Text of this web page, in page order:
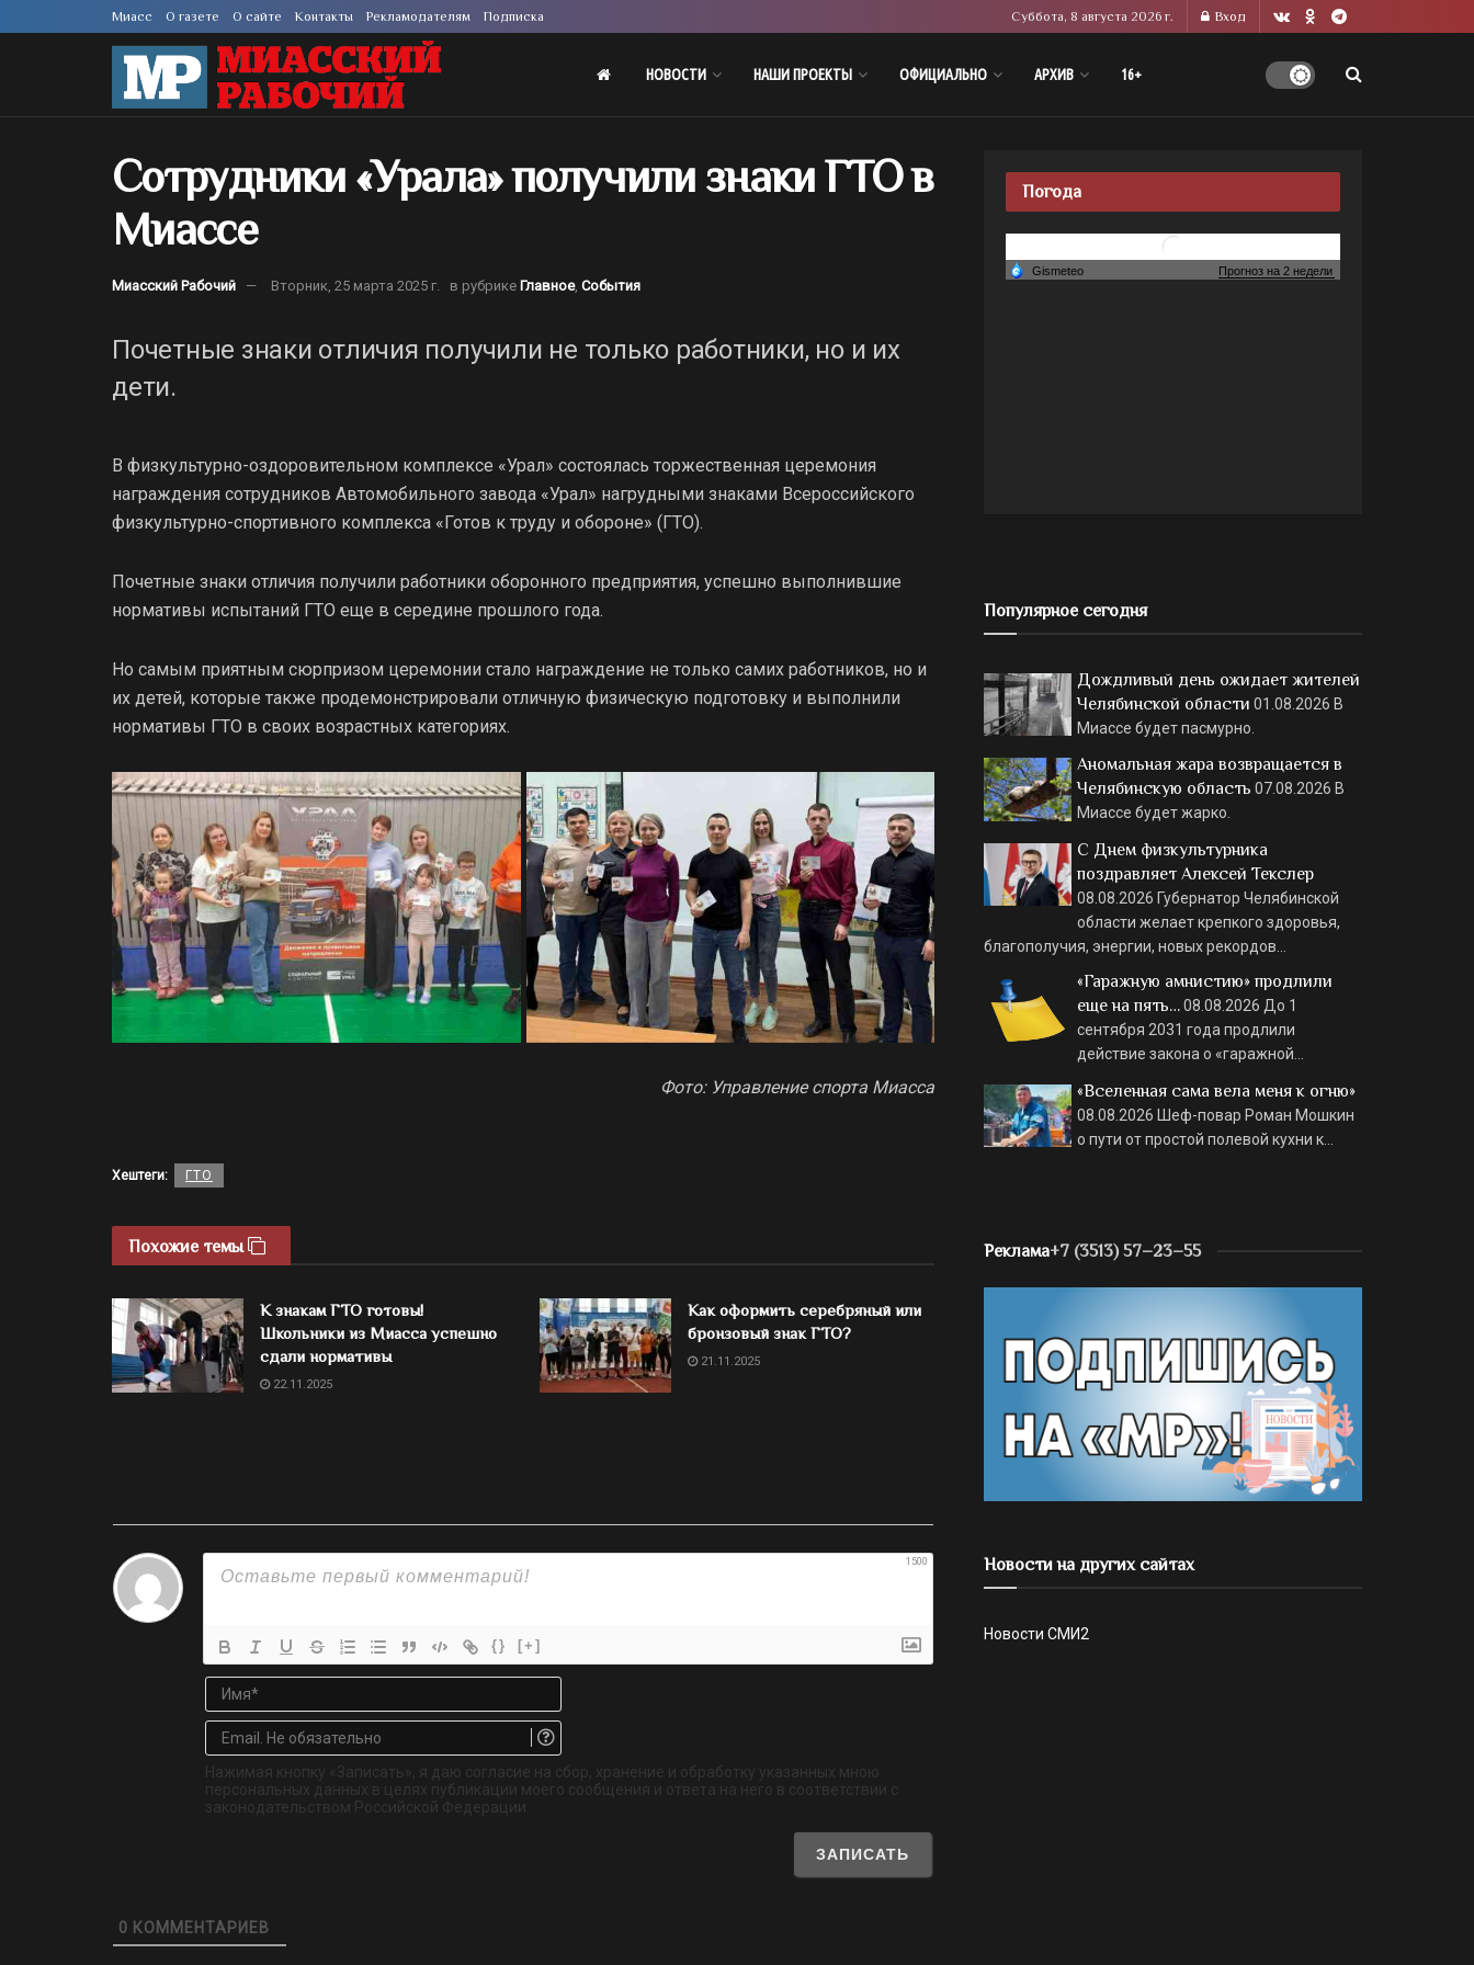
Миасс О газете О сайте Контакты Рекламодателям Подписка Суббота, 8 августа 2026 г. Вход
НОВОСТИ НАШИ ПРОЕКТЫ ОФИЦИАЛЬНО АРХИВ 16+
Сотрудники «Урала» получили знаки ГТО в
Миассе
Миасский Рабочий Вторник, 25 марта 2025 г. в рубрике Главное, События
Почетные знаки отличия получили не только работники, но и их
дети.
В физкультурно-оздоровительном комплексе «Урал» состоялась торжественная церемония
награждения сотрудников Автомобильного завода «Урал» нагрудными знаками Всероссийского
физкультурно-спортивного комплекса «Готов к труду и обороне» (ГТО).
Почетные знаки отличия получили работники оборонного предприятия, успешно выполнившие
нормативы испытаний ГТО еще в середине прошлого года.
Но самым приятным сюрпризом церемонии стало награждение не только самих работников, но и
их детей, которые также продемонстрировали отличную физическую подготовку и выполнили
нормативы ГТО в своих возрастных категориях.
Фото: Управление спорта Миасса
Хештеги: ГТО
Похожие темы
К знакам ГТО готовы!
Школьники из Миасса успешно
сдали нормативы
22.11.2025
Как оформить серебряный или
бронзовый знак ГТО?
21.11.2025
1500
{} [+]
Имя*
Email.
обязательно
Нажимая кнопку «Записать», я даю согласие на сбор, хранение и обработку указанных мною
персональных данных в целях публикации моего сообщения и ответа на него в соответствии с
законодательством Российской Федерации.
0 КОММЕНТАРИЕВ
Погода
Популярное сегодня
Дождливый день ожидает жителей
Челябинской области 01.08.2026 В
Миассе будет пасмурно.
Аномальная жара возвращается в
Челябинскую область 07.08.2026 В
Миассе будет жарко.
С Днем физкультурника
поздравляет Алексей Текслер
08.08.2026 Губернатор Челябинской
области желает крепкого здоровья,
благополучия, энергии, новых рекордов…
«Гаражную амнистию» продлили
еще на пять…08.08.2026 До 1
сентября 2031 года продлили
действие закона о «гаражной…
«Вселенная сама вела меня к огню»
08.08.2026 Шеф-повар Роман Мошкин
о пути от простой полевой кухни к…
Реклама+7 (3513) 57–23–55
Новости на других сайтах
Новости СМИ2